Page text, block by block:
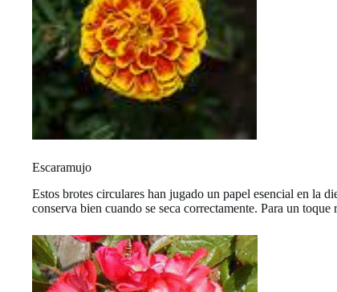
Escaramujo
Estos brotes circulares han jugado un papel esencial en la
conserva bien cuando se seca correctamente. Para un